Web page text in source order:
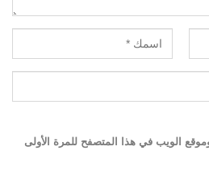
الويب في هذا المتصفح للمرة الأولى